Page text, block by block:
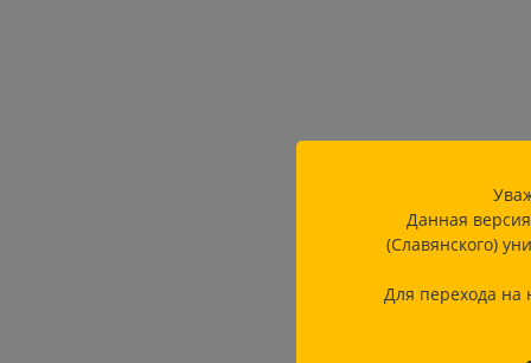
Данная
(Славянского)
Для перехода на